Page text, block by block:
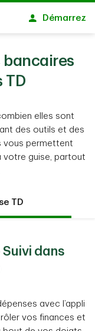
Démarrez
bancaires
TD
elles sont
des outils et des
vous permettent
votre guise, partout
TD
Suivi dans
avec l’appli
vos finances et